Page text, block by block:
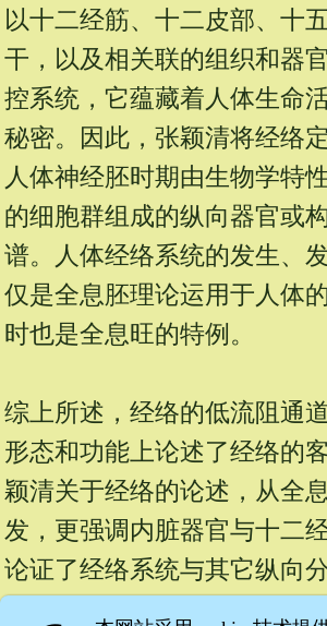
以十二经筋、十二皮部、十
干，以及相关联的组织和器
控系统，它蕴藏着人体生命
秘密。因此，张颖清将经络
人体神经胚时期由生物学特
的细胞群组成的纵向器官或
谱。人体经络系统的发生、
仅是全息胚理论运用于人体
时也是全息旺的特例。
综上所述，经络的低流阻通
形态和功能上论述了经络的
颖清关于经络的论述，从全
发，更强调内脏器官与十二
论证了经络系统与其它纵向